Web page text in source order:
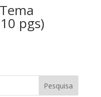
pgs)
Pesquisa